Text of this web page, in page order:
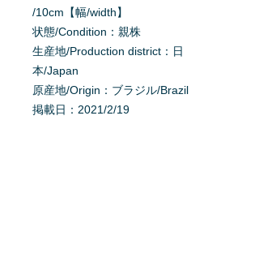
/10cm【幅/width】
状態/Condition：親株
生産地/Production district：日
本/Japan
原産地/Origin：ブラジル/Brazil
掲載日：2021/2/19